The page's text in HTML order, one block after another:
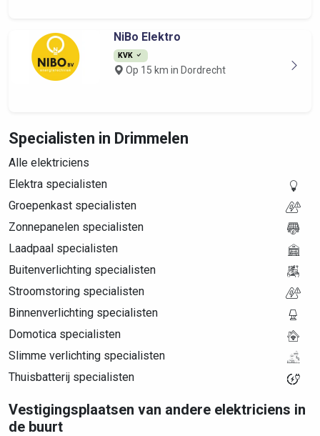
NiBo Elektro
KVK
Op 15 km in Dordrecht
Specialisten in Drimmelen
Alle elektriciens
Elektra specialisten
Groepenkast specialisten
Zonnepanelen specialisten
Laadpaal specialisten
Buitenverlichting specialisten
Stroomstoring specialisten
Binnenverlichting specialisten
Domotica specialisten
Slimme verlichting specialisten
Thuisbatterij specialisten
Vestigingsplaatsen van andere elektriciens in
de buurt